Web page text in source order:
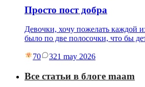
Просто пост добра
Девочки, хочу пожелать каждой
было по две полосочки, что бы
70 321 may 2026
Все статьи в блоге maam